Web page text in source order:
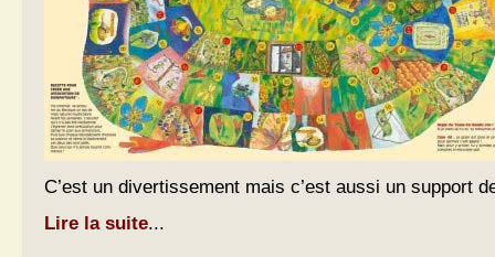
C’est un divertissement mais c’est aussi un support
Lire la suite...